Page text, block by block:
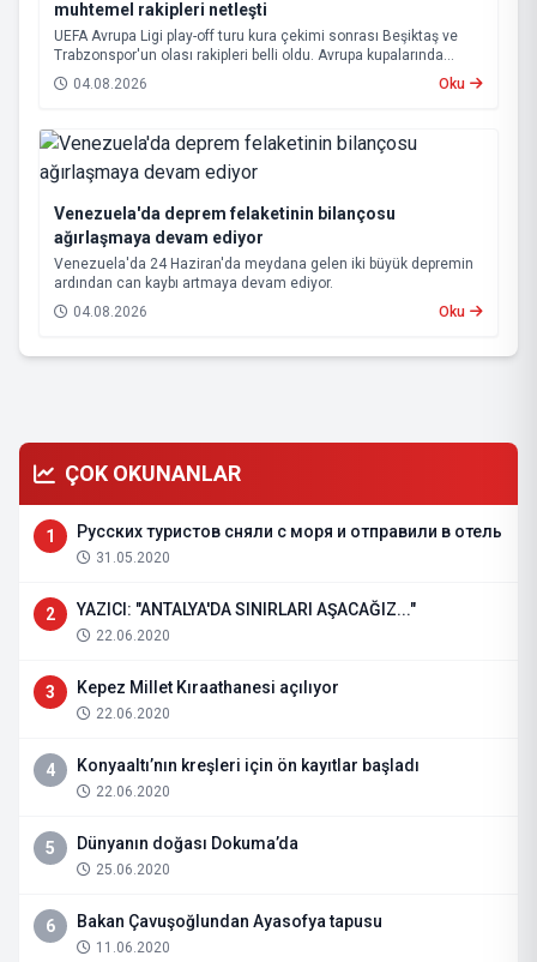
muhtemel rakipleri netleşti
UEFA Avrupa Ligi play-off turu kura çekimi sonrası Beşiktaş ve
Trabzonspor'un olası rakipleri belli oldu. Avrupa kupalarında
yoluna devam eden Beşiktaş ve Trabzonspor, grup aşamasına
kalabilmek için kritik eşleşmelerle karşı karşıya gelecek.
04.08.2026 Oku
Venezuela'da deprem felaketinin bilançosu
ağırlaşmaya devam ediyor
Venezuela'da 24 Haziran'da meydana gelen iki büyük depremin
ardından can kaybı artmaya devam ediyor.
04.08.2026
Oku
ÇOK OKUNANLAR
1 Русских туристов сняли с моря и отправили в отель
31.05.2020
2 YAZICI: "ANTALYA'DA SINIRLARI AŞACAĞIZ..."
22.06.2020
3 Kepez Millet Kıraathanesi açılıyor
22.06.2020
4 Konyaaltı’nın kreşleri için ön kayıtlar başladı
22.06.2020
5 Dünyanın doğası Dokuma’da
25.06.2020
6 Bakan Çavuşoğlundan Ayasofya tapusu
11.06.2020